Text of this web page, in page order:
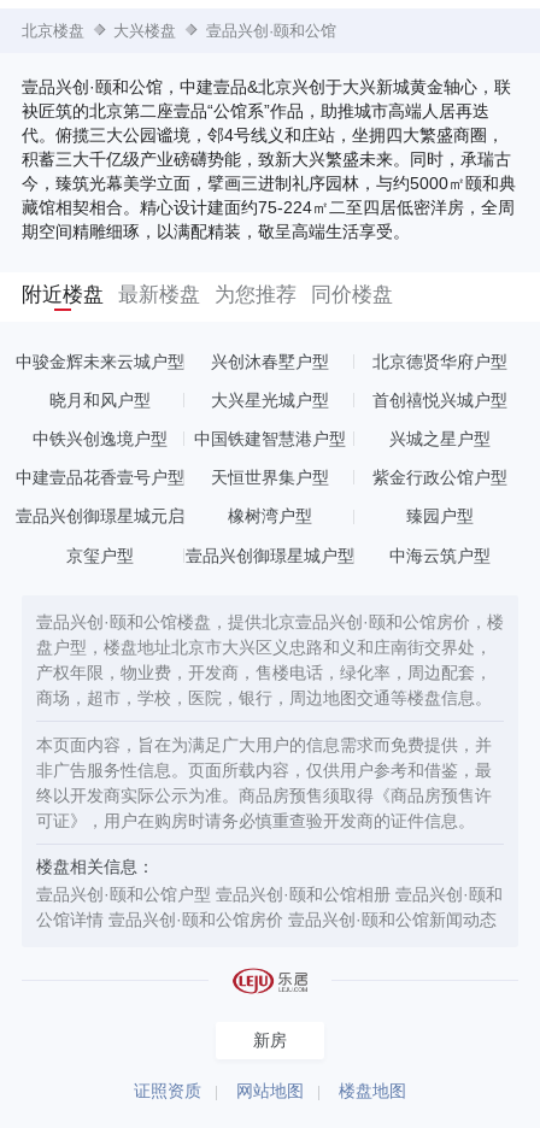
北京楼盘 大兴楼盘 壹品兴创·颐和公馆
壹品兴创·颐和公馆，中建壹品&北京兴创于大兴新城黄金轴心，联
袂匠筑的北京第二座壹品“公馆系”作品，助推城市高端人居再迭
代。俯揽三大公园谧境，邻4号线义和庄站，坐拥四大繁盛商圈，
积蓄三大千亿级产业磅礴势能，致新大兴繁盛未来。同时，承瑞古
今，臻筑光幕美学立面，擘画三进制礼序园林，与约5000㎡颐和典
藏馆相契相合。精心设计建面约75-224㎡二至四居低密洋房，全周
期空间精雕细琢，以满配精装，敬呈高端生活享受。
附近楼盘 最新楼盘 为您推荐 同价楼盘
中骏金辉未来云城户型 兴创沐春墅户型 北京德贤华府户型
晓月和风户型 大兴星光城户型 首创禧悦兴城户型
中铁兴创逸境户型 中国铁建智慧港户型 兴城之星户型
中建壹品花香壹号户型 天恒世界集户型 紫金行政公馆户型
壹品兴创御璟星城元启
橡树湾户型 臻园户型
京玺户型 壹品兴创御璟星城户型 中海云筑户型
壹品兴创·颐和公馆楼盘，提供北京壹品兴创·颐和公馆房价，楼
盘户型，楼盘地址北京市大兴区义忠路和义和庄南街交界处，
产权年限，物业费，开发商，售楼电话，绿化率，周边配套，
商场，超市，学校，医院，银行，周边地图交通等楼盘信息。
本页面内容，旨在为满足广大用户的信息需求而免费提供，并
非广告服务性信息。页面所载内容，仅供用户参考和借鉴，最
终以开发商实际公示为准。商品房预售须取得《商品房预售许
可证》，用户在购房时请务必慎重查验开发商的证件信息。
楼盘相关信息：
壹品兴创·颐和公馆户型 壹品兴创·颐和公馆相册 壹品兴创·颐和
公馆详情 壹品兴创·颐和公馆房价 壹品兴创·颐和公馆新闻动态
新房
证照资质 网站地图 楼盘地图